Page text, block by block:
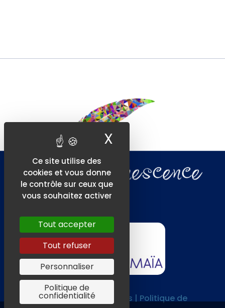
CGV |Mentions légales | Politique de
Ce site utilise des
cookies et vous donne
le contrôle sur ceux que
vous souhaitez activer
Tout accepter
Tout refuser
Personnaliser
Politique de
confidentialité
X